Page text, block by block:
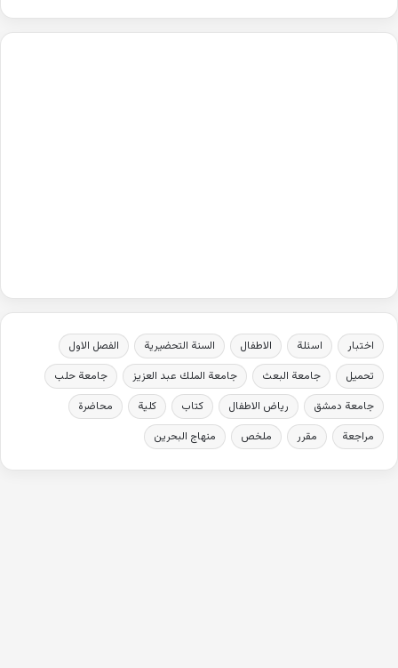
اختبار اسئلة الاطفال السنة التحضيرية
الفصل الاول
تحميل
جامعة البعث جامعة الملك عبد العزيز
جامعة حلب
جامعة دمشق
رياض الاطفال كتاب كلية
محاضرة
مراجعة
مقرر ملخص منهاج البحرين